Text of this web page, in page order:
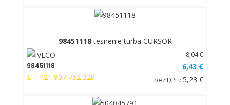
98451118tesnenie turba CURSOR
98451118
+421 907 752 320
8,04 €
6,43 €
bez DPH: 5,23 €